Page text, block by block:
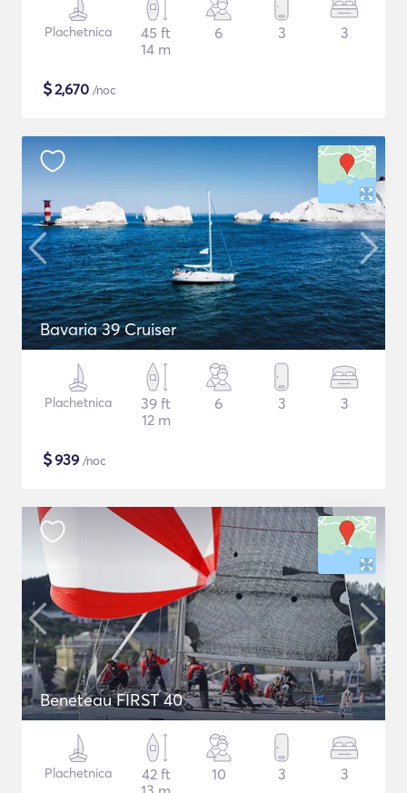
Plachetnica
45 ft
14 m
6 3 3
$2,670 /noc
Bavaria 39 Cruiser
Plachetnica
39 ft
12 m
6 3 3
$939 /noc
Beneteau FIRST 40
Plachetnica
42 ft
10 3 3